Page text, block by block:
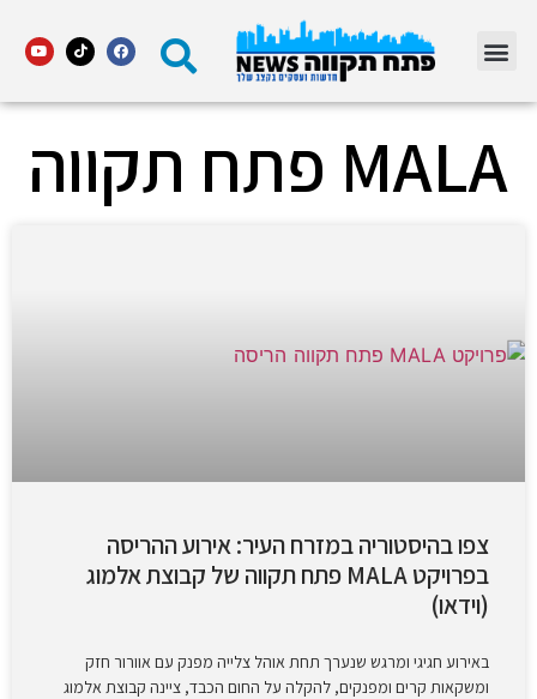
MALA פתח תקווה
צפו בהיסטוריה במזרח העיר: אירוע ההריסה
בפרויקט MALA פתח תקווה של קבוצת אלמוג
(וידאו)
באירוע חגיגי ומרגש שנערך תחת אוהל צלייה מפנק עם אוורור חזק
ומשקאות קרים ומפנקים, להקלה על החום הכבד, ציינה קבוצת אלמוג